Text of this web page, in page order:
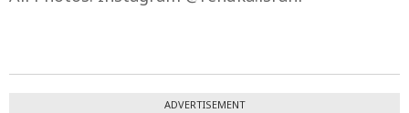
ADVERTISEMENT